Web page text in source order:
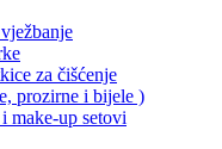
za čišćenje
prozirne i bijele )
make-up setovi